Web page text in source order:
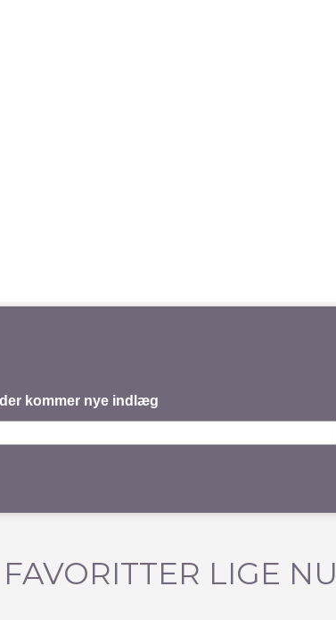
kommer nye indlæg
LIGE NU